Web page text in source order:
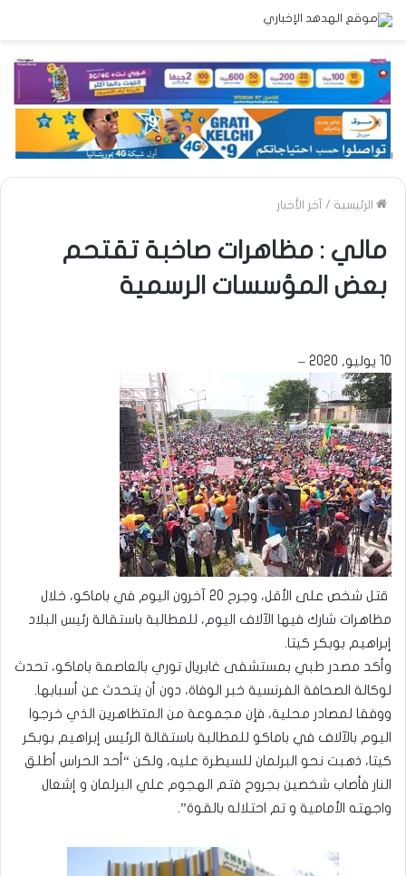
الرئيسية / آخر الأخبار
مالي : مظاهرات صاخبة تقتحم
بعض المؤسسات الرسمية
10 يوليو, 2020 –
قتل شخص على الأقل، وجرح 20 آخرون اليوم في باماكو، خلال
مظاهرات شارك فيها الآلاف اليوم، للمطالبة باستقالة رئيس البلاد
إبراهيم بوبكر كيتا.
وأكد مصدر طبي بمستشفى غابريال توري بالعاصمة باماكو، تحدث
لوكالة الصحافة الفرنسية خبر الوفاة، دون أن يتحدث عن أسبابها.
ووفقا لمصادر محلية، فإن مجموعة من المتظاهرين الذي خرجوا
اليوم بالآلاف في باماكو للمطالبة باستقالة الرئيس إبراهيم بوبكر
كيتا، ذهبت نحو البرلمان للسيطرة عليه، ولكن “أحد الحراس أطلق
النار فأصاب شخصين بجروح فتم الهجوم علي البرلمان و إشعال
واجهته الأمامية و تم احتلاله بالقوة”.